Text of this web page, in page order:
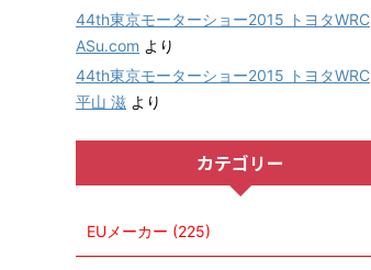
44th東京モーターショー2015 トヨタWRC
ASu.com より
44th東京モーターショー2015 トヨタWRC
平山 滋 より
カテゴリー
EUメーカー (225)